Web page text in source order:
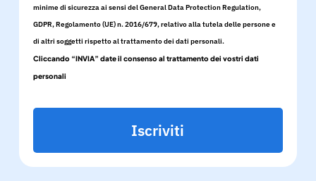
minime di sicurezza ai sensi del General Data Protection Regulation,
GDPR, Regolamento (UE) n. 2016/679, relativo alla tutela delle persone e
di altri soggetti rispetto al trattamento dei dati personali.
Cliccando “INVIA” date il consenso al trattamento dei vostri dati
personali
Iscriviti